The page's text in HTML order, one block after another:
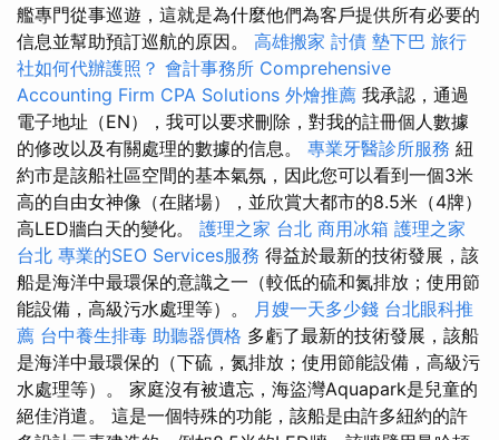
艦專門從事巡遊，這就是為什麼他們為客戶提供所有必要的
信息並幫助預訂巡航的原因。 高雄搬家 討債 墊下巴 旅行
社如何代辦護照？ 會計事務所 Comprehensive
Accounting Firm CPA Solutions 外燴推薦 我承認，通過
電子地址（EN），我可以要求刪除，對我的註冊個人數據
的修改以及有關處理的數據的信息。 專業牙醫診所服務 紐
約市是該船社區空間的基本氣氛，因此您可以看到一個3米
高的自由女神像（在賭場），並欣賞大都市的8.5米（4牌）
高LED牆白天的變化。 護理之家 台北 商用冰箱 護理之家
台北 專業的SEO Services服務 得益於最新的技術發展，該
船是海洋中最環保的意識之一（較低的硫和氮排放；使用節
能設備，高級污水處理等）。 月嫂一天多少錢 台北眼科推
薦 台中養生排毒 助聽器價格 多虧了最新的技術發展，該船
是海洋中最環保的（下硫，氮排放；使用節能設備，高級污
水處理等）。 家庭沒有被遺忘，海盜灣Aquapark是兒童的
絕佳消遣。 這是一個特殊的功能，該船是由許多紐約的許